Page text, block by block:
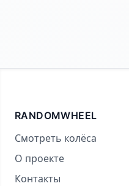
RANDOMWHEEL
Смотреть колёса
О проекте
Контакты